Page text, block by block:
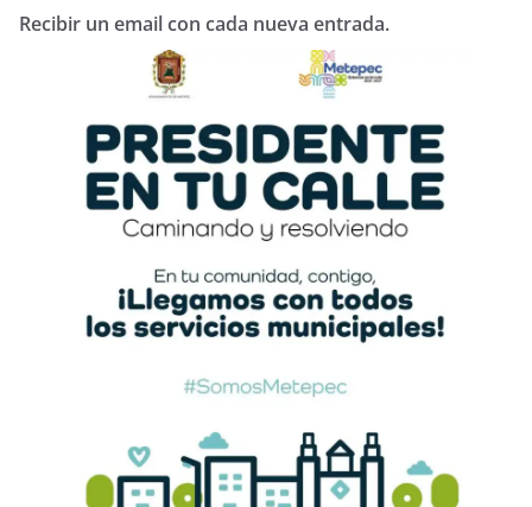
Recibir un email con cada nueva entrada.